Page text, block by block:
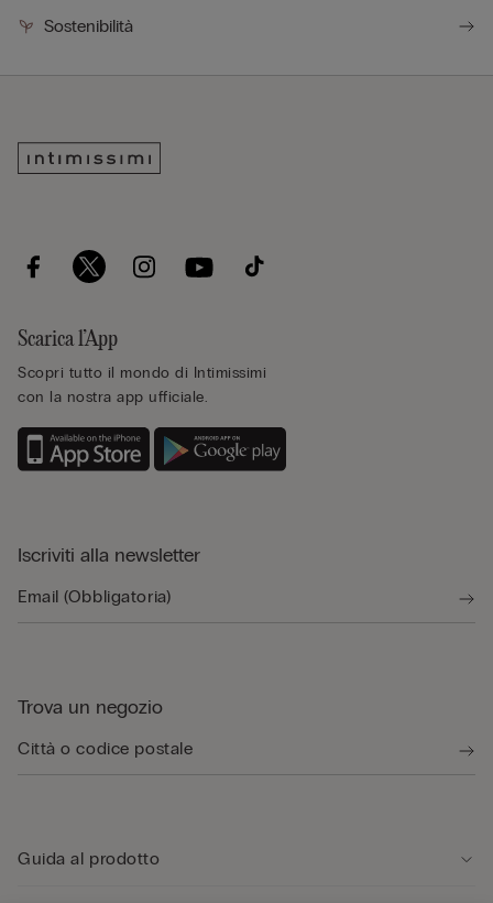
Sostenibilità
Scarica l’App
Scopri tutto il mondo di Intimissimi
con la nostra app ufficiale.
Iscriviti alla newsletter
Trova un negozio
Guida al prodotto